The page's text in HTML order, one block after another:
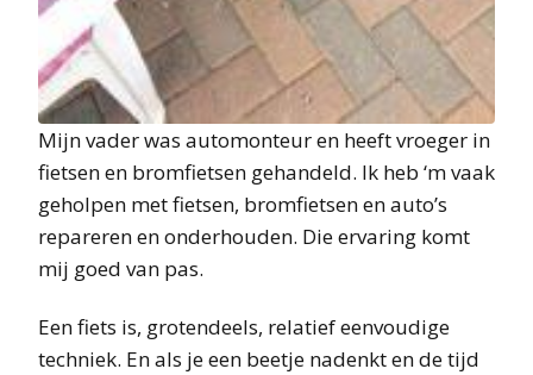
Mijn vader was automonteur en heeft vroeger in
fietsen en bromfietsen gehandeld. Ik heb ‘m vaak
geholpen met fietsen, bromfietsen en auto’s
repareren en onderhouden. Die ervaring komt
mij goed van pas.
Een fiets is, grotendeels, relatief eenvoudige
techniek. En als je een beetje nadenkt en de tijd